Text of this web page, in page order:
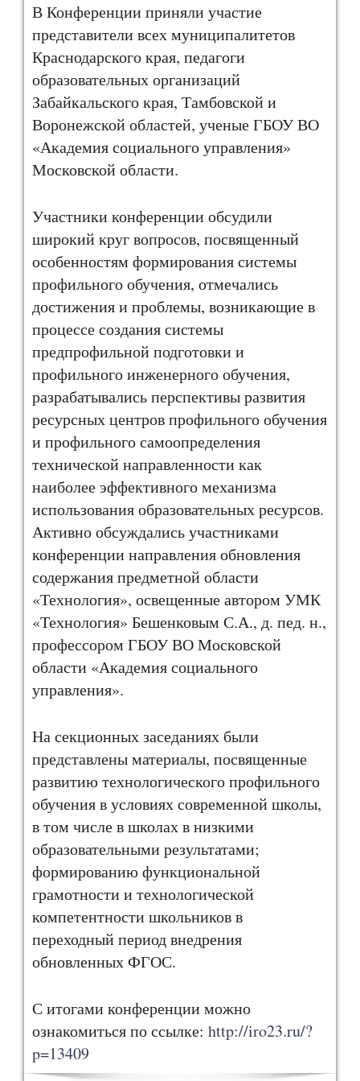
В Конференции приняли участие
представители всех муниципалитетов
Краснодарского края, педагоги
образовательных организаций
Забайкальского края, Тамбовской и
Воронежской областей, ученые ГБОУ ВО
«Академия социального управления»
Московской области.
Участники конференции обсудили
широкий круг вопросов, посвященный
особенностям формирования системы
профильного обучения, отмечались
достижения и проблемы, возникающие в
процессе создания системы
предпрофильной подготовки и
профильного инженерного обучения,
разрабатывались перспективы развития
ресурсных центров профильного обучения
и профильного самоопределения
технической направленности как
наиболее эффективного механизма
использования образовательных ресурсов.
Активно обсуждались участниками
конференции направления обновления
содержания предметной области
«Технология», освещенные автором УМК
«Технология» Бешенковым С.А., д. пед. н.,
профессором ГБОУ ВО Московской
области «Академия социального
управления».
На секционных заседаниях были
представлены материалы, посвященные
развитию технологического профильного
обучения в условиях современной школы,
в том числе в школах в низкими
образовательными результатами;
формированию функциональной
грамотности и технологической
компетентности школьников в
переходный период внедрения
обновленных ФГОС.
С итогами конференции можно
ознакомиться по ссылке: http://iro23.ru/?
p=13409